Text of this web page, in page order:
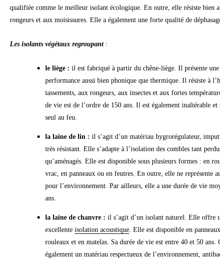
qualifiée comme le meilleur isolant écologique. En outre, elle résiste bien
rongeurs et aux moisissures. Elle a également une forte qualité de
Les isolants végétaux regroupant:
le liège : il est fabriqué à partir du chêne-liège. Il présente
performance aussi bien phonique que thermique. Il résiste à
tassements, aux rongeurs, aux insectes et aux fortes
de vie est de l’ordre de 150 ans. Il est également inaltérable et
seul au feu.
la laine de lin : il s’agit d’un matériau hygrorégulateur,
très résistant. Elle s’adapte à l’isolation des combles tant
qu’aménagés. Elle est disponible sous plusieurs formes : en
vrac, en panneaux ou en feutres. En outre, elle ne représente
pour l’environnement. Par ailleurs, elle a une durée de vie
ans.
la laine de chanvre : il s’agit d’un isolant naturel. Elle offre
excellente isolation acoustique. Elle est disponible en
rouleaux et en matelas. Sa durée de vie est entre 40 et 50 ans.
également un matériau respectueux de l’environnement,